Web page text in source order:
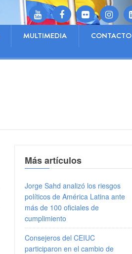
MULTIMEDIA CONTACTO
Más artículos
Jorge Sahd analizó los riesgos
políticos de América Latina ante
más de 100 oficiales de
cumplimiento
Consejeros del CEIUC
participaron en el cambio de